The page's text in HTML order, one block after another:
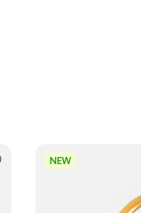
NEW